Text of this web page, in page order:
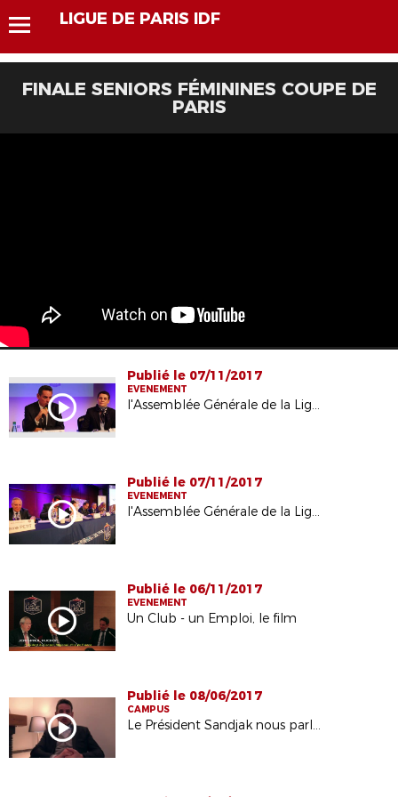
LIGUE DE PARIS IDF
FINALE SENIORS FÉMININES COUPE DE
PARIS
Publié le 07/11/2017
EVENEMENT
l'Assemblée Générale de la Ligue 2015
Publié le 07/11/2017
EVENEMENT
l'Assemblée Générale de la Ligue 2014
Publié le 06/11/2017
EVENEMENT
Un Club - un Emploi, le film
Publié le 08/06/2017
CAMPUS
Le Président Sandjak nous parle de Morfondé